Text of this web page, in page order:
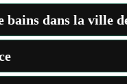
dans la ville